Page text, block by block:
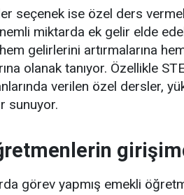
seçenek ise özel ders
miktarda ek gelir elde
gelirlerini artırmalarına
olanak tanıyor. Özellikle
verilen özel dersler,
sunuyor.
görev yapmış emekli